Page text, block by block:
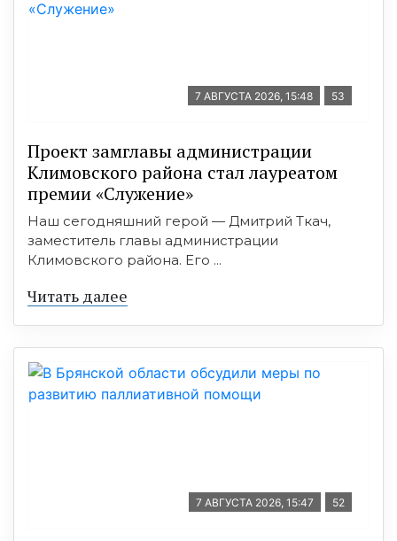
7 АВГУСТА 2026, 15:48 53
Проект замглавы администрации
Климовского района стал лауреатом
премии «Служение»
Наш сегодняшний герой — Дмитрий Ткач,
заместитель главы администрации
Климовского района. Его ...
Читать далее
7 АВГУСТА 2026, 15:47 52